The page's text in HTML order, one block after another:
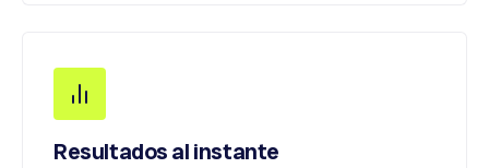
Resultados al instante